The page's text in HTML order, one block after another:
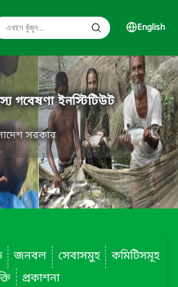
English
গবেষণা ইনস্টিটিউট
সরকার
জনবল সেবাসমুহ
কমিটিসমূহ
প্রকাশনা